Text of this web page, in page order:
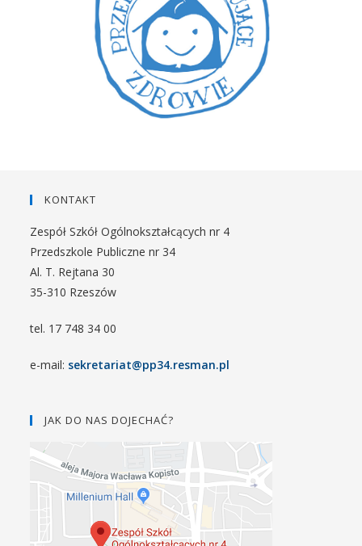
KONTAKT
Zespół Szkół Ogólnokształcących nr 4
Przedszkole Publiczne nr 34
Al. T. Rejtana 30
35-310 Rzeszów
tel. 17 748 34 00
e-mail: sekretariat@pp34.resman.pl
JAK DO NAS DOJECHAĆ?